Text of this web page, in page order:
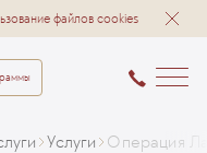
файлов cookies
Услуги Операция